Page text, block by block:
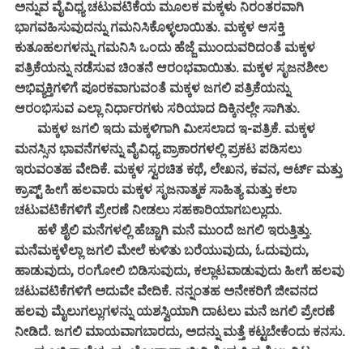
ಅನ್ನುವ ವೈವಿಧ್ಯ ಚಟುವಟಿಕೆಯ ಮೂಲಕ ಮಕ್ಕಳು ನಿರಂತರವಾಗಿ
ಭಾಗವಹಿಸುವುದನ್ನು ಗಮನಿಸಿಕೊಳ್ಳಲಾಯಿತು. ಮಕ್ಕಳ ಆಸಕ್ತಿ
ಕುತೂಹಲಗಳನ್ನು ಗಮನಿಸಿ ಒಂದು ಹೆಜ್ಜೆ ಮುಂದುವರಿದಂತೆ ಮಕ್ಕಳ
ಪತ್ರಿಕೆಯನ್ನು ನಡೆಸುವ ಚಿಂತನೆ ಆರಂಭವಾಯಿತು. ಮಕ್ಕಳ ಸೃಜನಶೀಲ
ಅಭಿವ್ಯಕ್ತಿಗಳಿಗೆ ಪೂರಕವಾಗುವಂತೆ ಮಕ್ಕಳ ಜಗಲಿ ಪತ್ರಿಕೆಯನ್ನು
ಆರಂಭಿಸುವ ಎಲ್ಲಾ ನಿರ್ಧಾರಗಳು ಸರಿಯಾದ ದಿಕ್ಕಿನಲ್ಲೇ ಸಾಗಿತು.
ಮಕ್ಕಳ ಜಗಲಿ ಇದು ಮಕ್ಕಳಿಗಾಗಿ ಮೀಸಲಾದ ಇ-ಪತ್ರಿಕೆ. ಮಕ್ಕಳ
ಮನಸ್ಸಿನ ಭಾವನೆಗಳನ್ನು ವೈವಿಧ್ಯ ಪ್ರಾಕಾರಗಳಲ್ಲಿ ಪ್ರಕಟ ಪಡಿಸಲು
ಇರುವಂತಹ ವೇದಿಕೆ. ಮಕ್ಕಳ ಸ್ವರಚಿತ ಕಥೆ, ಲೇಖನ, ಕವನ, ಆರ್ಟ್ ಮತ್ತು
ಕ್ರಾಪ್ಟ್ ಹೀಗೆ ಹಲವಾರು ಮಕ್ಕಳ ಸೃಜನಾತ್ಮಕ ಸಾಹಿತ್ಯ ಮತ್ತು ಕಲಾ
ಚಟುವಟಿಕೆಗಳಿಗೆ ಪ್ರೇರಣೆ ನೀಡಲು ಸಹಕಾರಿಯಾಗಬಲ್ಲುದು.
ಹಳೆ ಶೈಲಿ ಮನೆಗಳಲ್ಲಿ ಹೆಚ್ಚಾಗಿ ಮನೆ ಮುಂದೆ ಜಗಲಿ ಇರುತ್ತಿತ್ತು.
ಮನೆಮಕ್ಕಳೆಲ್ಲಾ ಜಗಲಿ ಮೇಲೆ ಕುಳಿತು ಬರೆಯುವುದು, ಓದುವುದು,
ಹಾಡುವುದು, ರಂಗೋಲಿ ಬಿಡಿಸುವುದು, ಕಲ್ಲಾಟವಾಡುವುದು ಹೀಗೆ ಹಲವು
ಚಟುವಟಿಕೆಗಳಿಗೆ ಅದುವೇ ವೇದಿಕೆ. ನನ್ನಂತಹ ಅನೇಕರಿಗೆ ಜೀವನದ
ಹಲವು ಮೈಲುಗಲ್ಲುಗಳನ್ನು ಯಶಸ್ವಿಯಾಗಿ ದಾಟಲು ಮನೆ ಜಗಲಿ ಪ್ರೇರಣೆ
ನೀಡಿದೆ. ಜಗಲಿ ಮಾಯವಾಗಬಾರದು, ಅದನ್ನು ಮತ್ತೆ ಕಟ್ಟಬೇಕೆಂದು ಕನಸು.